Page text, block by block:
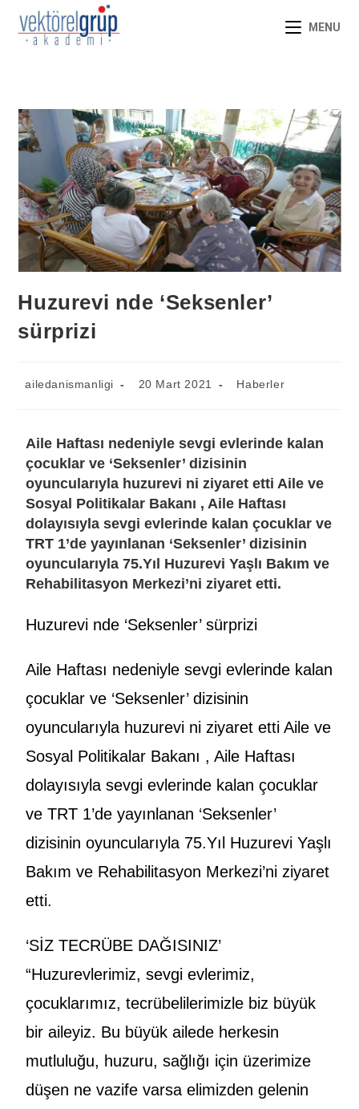
MENU
Huzurevi nde ‘Seksenler’
sürprizi
ailedanismanligi 20 Mart 2021 Haberler
Aile Haftası nedeniyle sevgi evlerinde kalan
çocuklar ve ‘Seksenler’ dizisinin
oyuncularıyla huzurevi ni ziyaret etti Aile ve
Sosyal Politikalar Bakanı , Aile Haftası
dolayısıyla sevgi evlerinde kalan çocuklar ve
TRT 1’de yayınlanan ‘Seksenler’ dizisinin
oyuncularıyla 75.Yıl Huzurevi Yaşlı Bakım ve
Rehabilitasyon Merkezi’ni ziyaret etti.
Huzurevi nde ‘Seksenler’ sürprizi
Aile Haftası nedeniyle sevgi evlerinde kalan
çocuklar ve ‘Seksenler’ dizisinin
oyuncularıyla huzurevi ni ziyaret etti Aile ve
Sosyal Politikalar Bakanı , Aile Haftası
dolayısıyla sevgi evlerinde kalan çocuklar
ve TRT 1’de yayınlanan ‘Seksenler’
dizisinin oyuncularıyla 75.Yıl Huzurevi Yaşlı
Bakım ve Rehabilitasyon Merkezi’ni ziyaret
etti.
‘SİZ TECRÜBE DAĞISINIZ’
“Huzurevlerimiz, sevgi evlerimiz,
çocuklarımız, tecrübelilerimizle biz büyük
bir aileyiz. Bu büyük ailede herkesin
mutluluğu, huzuru, sağlığı için üzerimize
düşen ne vazife varsa elimizden gelenin